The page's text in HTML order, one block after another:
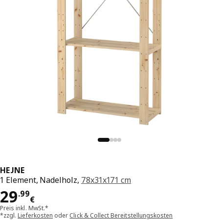
HEJNE
1 Element, Nadelholz, 78x31x171 cm
29.99
€
Preis 29.99€
Preis inkl. MwSt.*
*zzgl.Lieferkosten oder Click & Collect Bereitstellungskosten